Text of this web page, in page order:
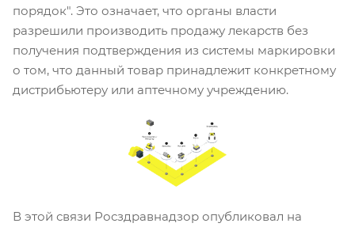
порядок". Это означает, что органы власти
разрешили производить продажу лекарств без
получения подтверждения из системы маркировки
о том, что данный товар принадлежит конкретному
дистрибьютеру или аптечному учреждению.
В этой связи Росздравнадзор опубликовал на